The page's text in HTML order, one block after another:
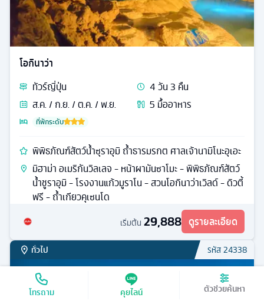
โทรถาม คุยไลน์ ตัวช่วยค้นหา
โอกินาว่า
ทัวร์ญี่ปุ่น 4วัน3 คืน
ส.ค. / ก.ย. / ต.ค. / พ.ย.
5 มื้ออาหาร
ที่พักระดับ
พิพิธภัณฑ์สัตว์น้ำซุราอุมิ ถ้ำธารมรกต ศาลเจ้านามิโนะอุเอะ
มิฮาม่า อเมริกันวิลเลจ - หน้าผามันซาโมะ - พิพิธภัณฑ์สัตว์
น้ำชูราอุมิ - โรงงานแก้วมูราโน - สวนโอกินาว่าเวิลด์ - ดิวตี้
ฟรี - ถ้ำเกียวคุเซนโด
เริ่มต้น 29,888 ดูรายละเอียด
ทั่วไป รหัส24338